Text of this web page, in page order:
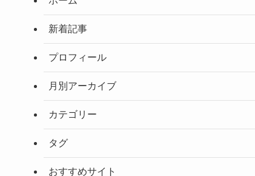
新着記事
プロフィール
月別アーカイブ
カテゴリー
タグ
おすすめサイト